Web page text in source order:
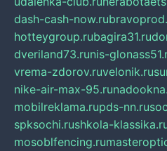
dash-cash-now.ru
hotteygroup.rubagira31.ru
dveriland73.runis-
vrema-zdorov.ruvelonik.ru
nike-air-max-95.ru
mobilreklama.rupds-nn.ru
spksochi.rushkola-
mosoblfencing.ru